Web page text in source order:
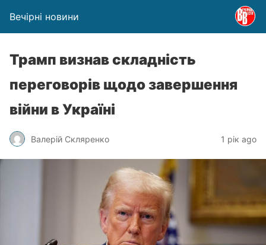
Вечірні новини
Трамп визнав складність
переговорів щодо завершення
війни в Україні
Валерій Скляренко 1 рік ago